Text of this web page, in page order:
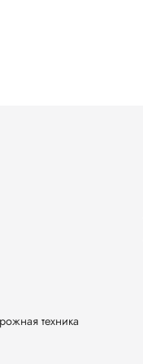
техника